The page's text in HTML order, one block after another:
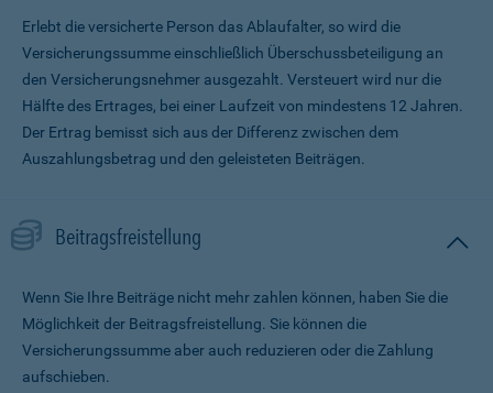
Erlebt die versicherte Person das Ablaufalter, so wird die
Versicherungssumme ein­schließlich Überschussbeteiligung an
den Versicherungsnehmer ausgezahlt. Versteuert wird nur die
Hälfte des Ertrages, bei einer Laufzeit von mindestens 12 Jahren.
Der Ertrag bemisst sich aus der Differenz zwischen dem
Auszahlungsbetrag und den geleisteten Beiträgen.
Beitragsfreistellung
Wenn Sie Ihre Beiträge nicht mehr zahlen können, haben Sie die
Möglichkeit der Beitragsfreistellung. Sie können die
Versicherungssumme aber auch reduzieren oder die Zahlung
aufschieben.